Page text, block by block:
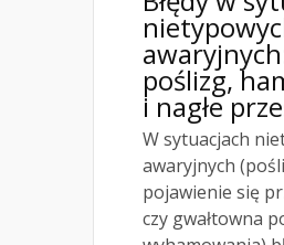
poślizg,
i nagłe
W sytuacjach
awaryjnych
pojawienie się
czy gwałtowna